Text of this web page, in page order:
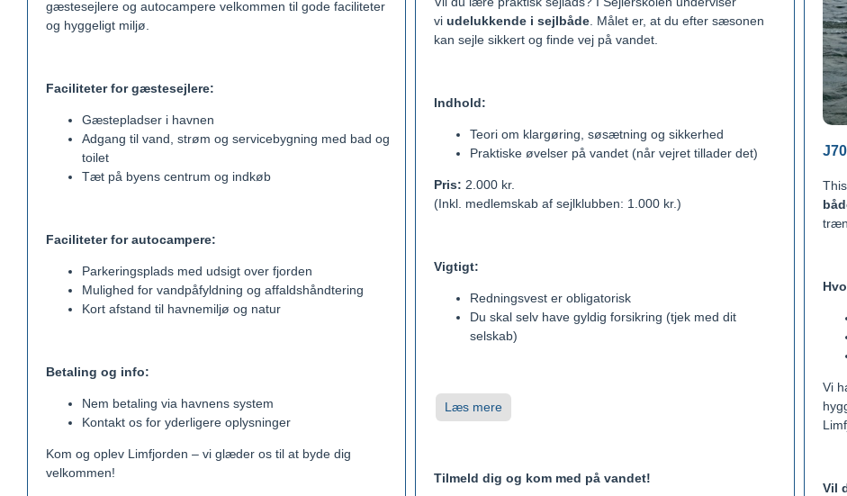
gæstesejlere og autocampere velkommen til gode faciliteter
og hyggeligt miljø.
Faciliteter for gæstesejlere:
Gæstepladser i havnen
Adgang til vand, strøm og servicebygning med bad og
toilet
Tæt på byens centrum og indkøb
Faciliteter for autocampere:
Parkeringsplads med udsigt over fjorden
Mulighed for vandpåfyldning og affaldshåndtering
Kort afstand til havnemiljø og natur
Betaling og info:
Nem betaling via havnens system
Kontakt os for yderligere oplysninger
Kom og oplev Limfjorden – vi glæder os til at byde dig
velkommen!
viudelukkende i sejlbåde. Målet er, at du efter sæsonen
kan sejle sikkert og finde vej på vandet.
Indhold:
Teori om klargøring, søsætning og sikkerhed
Praktiske øvelser på vandet (når vejret tillader det)
Pris: 2.000 kr.
(Inkl. medlemskab af sejlklubben: 1.000 kr.)
Vigtigt:
Redningsvest er obligatorisk
Du skal selv have gyldig forsikring (tjek med dit
selskab)
Læs mere
Tilmeld dig og kom med på vandet!
Vi
Vil